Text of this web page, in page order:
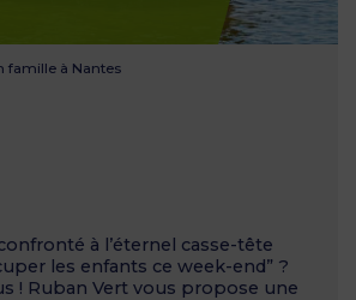
famille à Nantes
à l’éternel casse-tête
les enfants ce week-end” ?
! Ruban Vert vous propose une